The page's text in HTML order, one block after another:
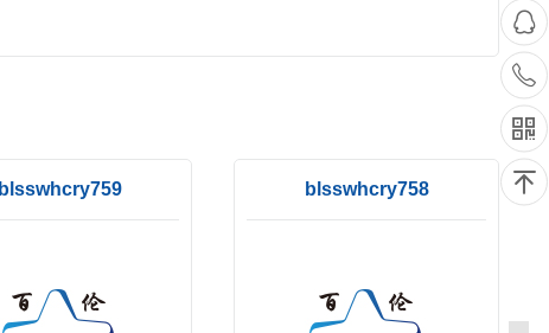
blsswhcry759 blsswhcry758